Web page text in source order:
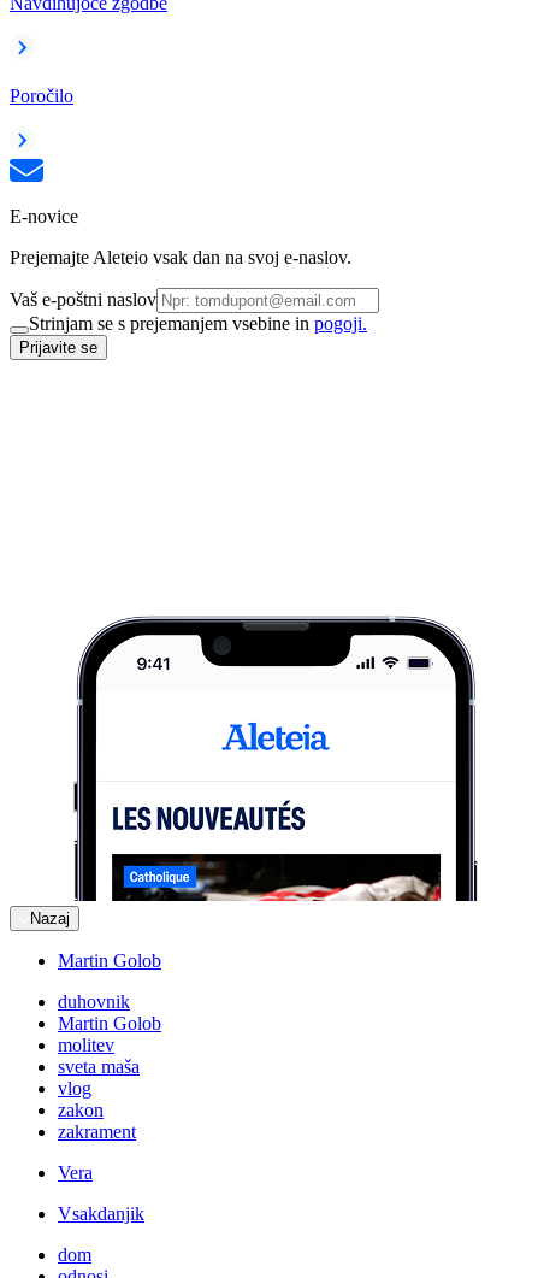
Poročilo
E-novice
Prejemajte Aleteio vsak dan na svoj e-naslov.
Vaš e-poštni naslov
Strinjam se s prejemanjem vsebine in pogoji.
Prijavite se
Nazaj
Martin Golob
duhovnik
Martin Golob
molitev
sveta maša
vlog
zakon
zakrament
Vera
Vsakdanjik
dom